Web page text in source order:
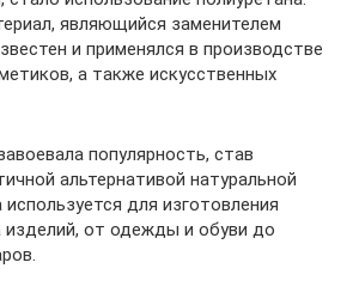
являющийся заменителем
и применялся в производстве
а также искусственных
популярность, став
альтернативой натуральной
для изготовления
изделий, от одежды и обуви до